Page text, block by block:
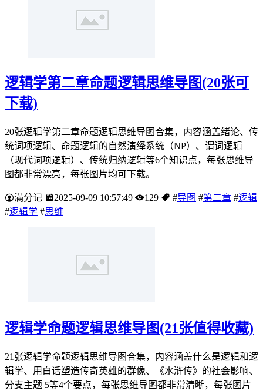
逻辑学第二章命题逻辑思维导图(20张可
下载)
20张逻辑学第二章命题逻辑思维导图合集，内容涵盖绪论、传
统词项逻辑、命题逻辑的自然演绎系统（NP）、谓词逻辑
（现代词项逻辑）、传统归纳逻辑等6个知识点，每张思维导
图都非常漂亮，每张图片均可下载。
满分记 2025-09-09 10:57:49 129 #导图 #第二章 #逻辑
#逻辑学 #思维
逻辑学命题逻辑思维导图(21张值得收藏)
21张逻辑学命题逻辑思维导图合集，内容涵盖什么是逻辑和逻
辑学、用白话塑造传奇英雄的群像、《水浒传》的社会影响、
分支主题 5等4个要点，每张思维导图都非常清晰，每张图片